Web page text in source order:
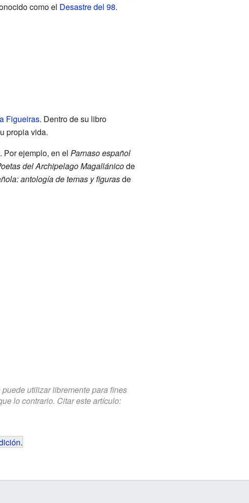
como el Desastre del 98.
Figueiras. Dentro de su libro
propia vida.
Por ejemplo, en el Parnaso español
del Archipelago Magallánicode
antología de temas y figurasde
utilizar libremente para fines
lo contrario. Citar este artículo:
.